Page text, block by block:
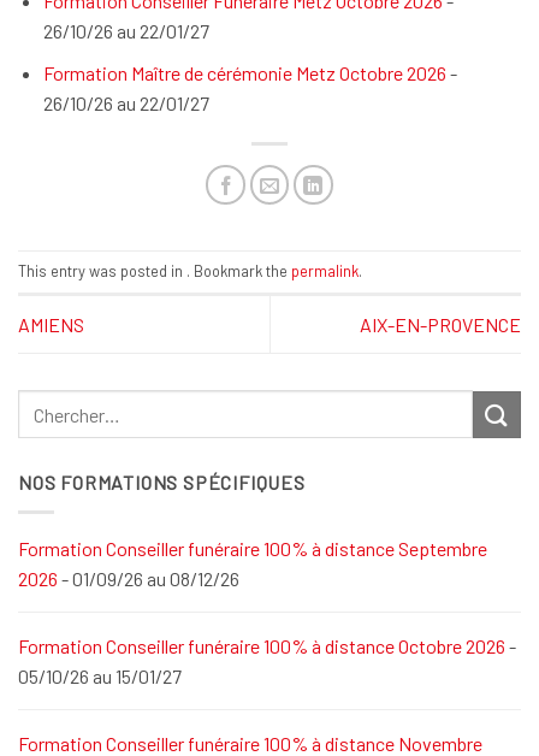
26/10/26 au 22/01/27
Formation Maître de cérémonie Metz Octobre 2026 -
26/10/26 au 22/01/27
This entry was posted in . Bookmark the permalink.
AMIENS AIX-EN-PROVENCE
NOS FORMATIONS SPÉCIFIQUES
Formation Conseiller funéraire 100% à distance Septembre
2026 - 01/09/26 au 08/12/26
Formation Conseiller funéraire 100% à distance Octobre 2026 -
05/10/26 au 15/01/27
Formation Conseiller funéraire 100% à distance Novembre